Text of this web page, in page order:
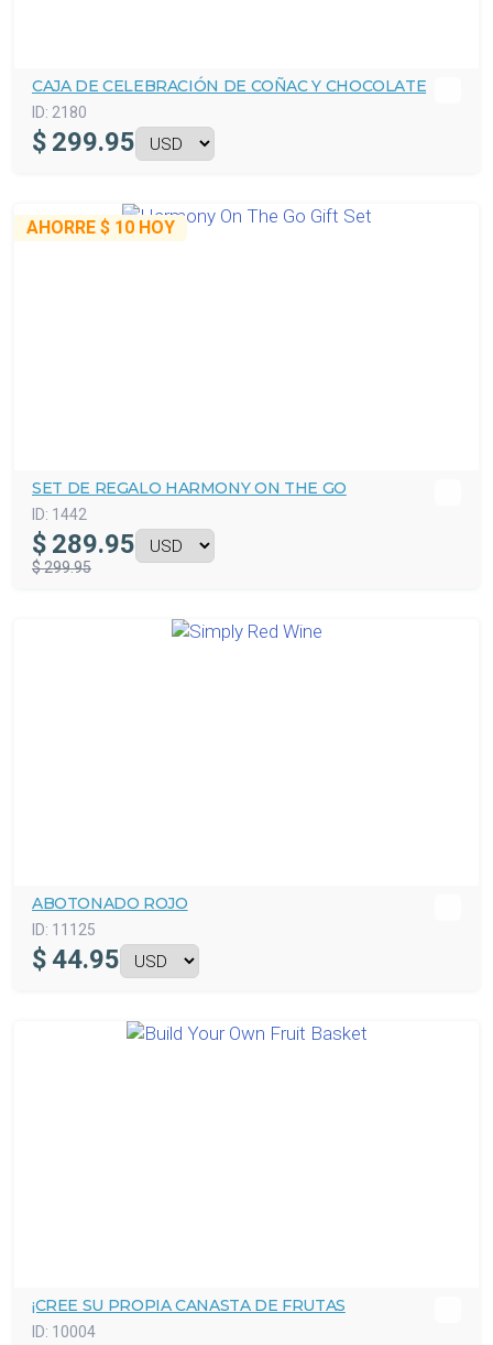
CAJA DE CELEBRACIÓN DE COÑAC Y CHOCOLATE
ID: 2180
$ 299.95
AHORRE $ 10 HOY
SET DE REGALO HARMONY ON THE GO
ID: 1442
$ 289.95
$ 299.95
ABOTONADO ROJO
ID: 11125
$ 44.95
¡CREE SU PROPIA CANASTA DE FRUTAS
ID: 10004